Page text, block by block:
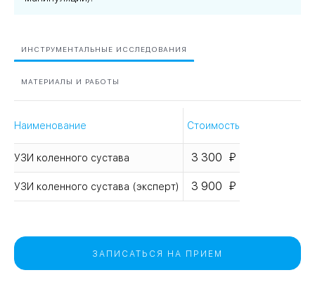
ИНСТРУМЕНТАЛЬНЫЕ ИССЛЕДОВАНИЯ
МАТЕРИАЛЫ И РАБОТЫ
Наименование Стоимость
УЗИ коленного сустава 3 300
УЗИ коленного сустава (эксперт) 3 900
ЗАПИСАТЬСЯ НА ПРИЕМ